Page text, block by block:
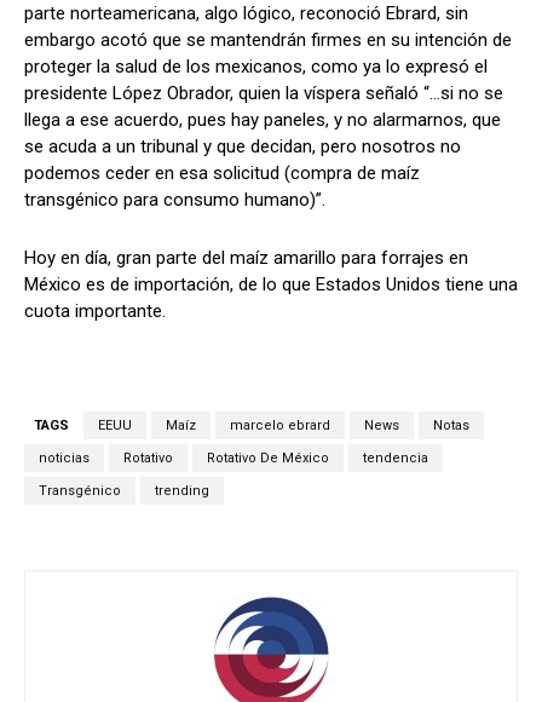
parte norteamericana, algo lógico, reconoció Ebrard, sin
embargo acotó que se mantendrán firmes en su intención de
proteger la salud de los mexicanos, como ya lo expresó el
presidente López Obrador, quien la víspera señaló “…si no se
llega a ese acuerdo, pues hay paneles, y no alarmarnos, que
se acuda a un tribunal y que decidan, pero nosotros no
podemos ceder en esa solicitud (compra de maíz
transgénico para consumo humano)”.
Hoy en día, gran parte del maíz amarillo para forrajes en
México es de importación, de lo que Estados Unidos tiene una
cuota importante.
TAGS EEUU Maíz marcelo ebrard News Notas
noticias Rotativo Rotativo De México tendencia
Transgénico trending